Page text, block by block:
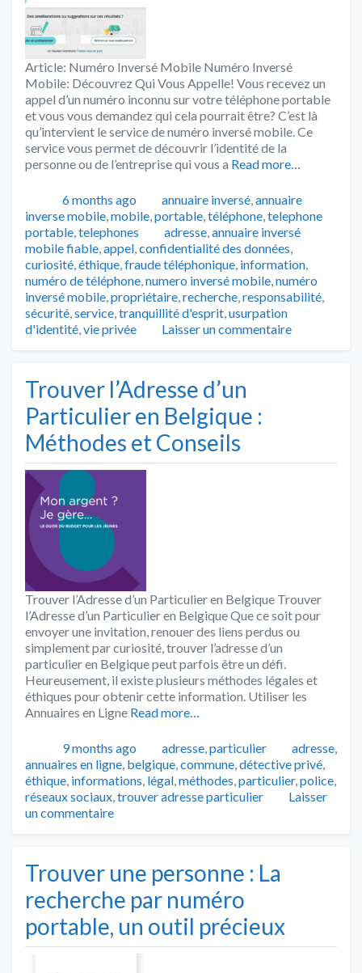
Article: Numéro Inversé Mobile Numéro Inversé
Mobile: Découvrez Qui Vous Appelle! Vous recevez un
appel d’un numéro inconnu sur votre téléphone portable
et vous vous demandez qui cela pourrait être? C’est là
qu’intervient le service de numéro inversé mobile. Ce
service vous permet de découvrir l’identité de la
personne ou de l’entreprise qui vous a Read more…
Publié
6 months ago Catégories
annuaire inversé,annuaire
inverse mobile,mobile,portable,téléphone,telephone
portable,telephones Tags
adresse,annuaire inversé
mobile fiable,appel,confidentialité des données,
curiosité,éthique,fraude téléphonique, information,
numéro de téléphone,numero inversé mobile,numéro
inversé mobile,propriétaire,recherche,responsabilité,
sécurité,service,tranquillité d'esprit,usurpation
d'identité,vie privée Laisser un commentaire
Trouver l’Adresse d’un
Particulier en Belgique :
Méthodes et Conseils
Trouver l’Adresse d’un Particulier en Belgique Trouver
l’Adresse d’un Particulier en Belgique Que ce soit pour
envoyer une invitation, renouer des liens perdus ou
simplement par curiosité, trouver l’adresse d’un
particulier en Belgique peut parfois être un défi.
Heureusement, il existe plusieurs méthodes légales et
éthiques pour obtenir cette information. Utiliser les
Annuaires en Ligne Read more…
Publié9 months ago Catégories
adresse,particulier Tags
adresse,
annuaires en ligne, belgique,commune,détective privé,
éthique, informations, légal,méthodes,particulier,police,
réseaux sociaux,trouver adresse particulier
Laisser
un commentaire
Trouver une personne : La
recherche par numéro
portable, un outil précieux